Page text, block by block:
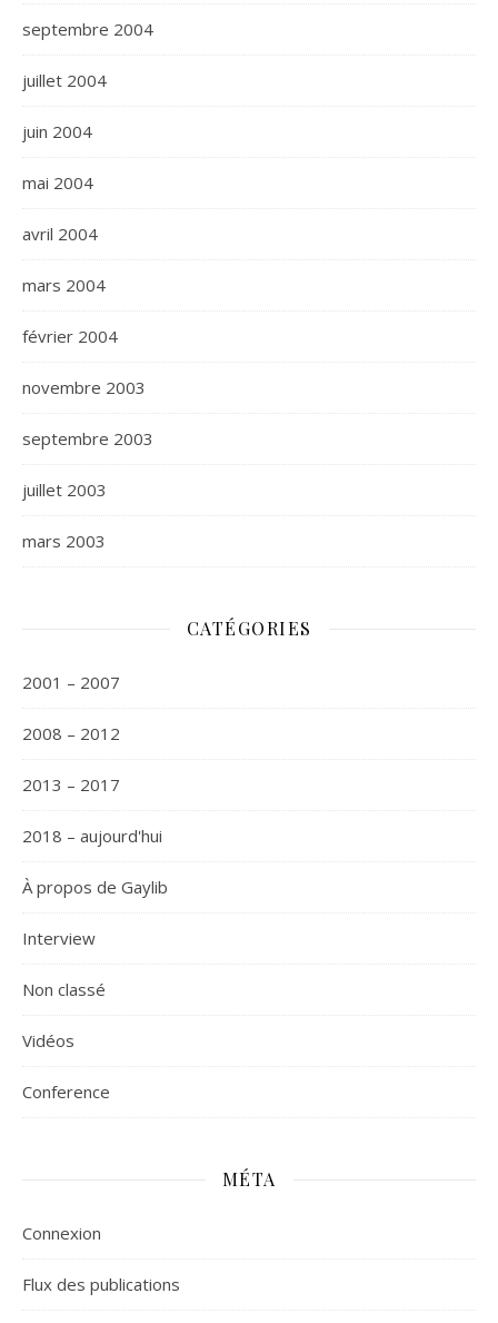
septembre 2004
juillet 2004
juin 2004
mai 2004
avril 2004
mars 2004
février 2004
novembre 2003
septembre 2003
juillet 2003
mars 2003
CATÉGORIES
2001 – 2007
2008 – 2012
2013 – 2017
2018 – aujourd'hui
À propos de Gaylib
Interview
Non classé
Vidéos
Сonference
MÉTA
Connexion
Flux des publications